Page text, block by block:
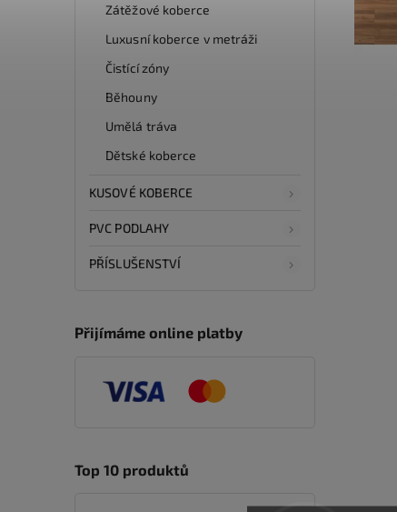
Zátěžové koberce
Luxusní koberce v metráži
Čistící zóny
Běhouny
Umělá tráva
Dětské koberce
KUSOVÉ KOBERCE
PVC PODLAHY
PŘÍSLUŠENSTVÍ
Přijímáme online platby
Top 10 produktů